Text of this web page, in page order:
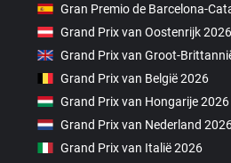
Gran Premio de Barcelona-
Grand Prix van Oostenrijk 2026
Grand Prix van Groot-
Grand Prix van België 2026
Grand Prix van Hongarije 2026
Grand Prix van Nederland
Grand Prix van Italië 2026